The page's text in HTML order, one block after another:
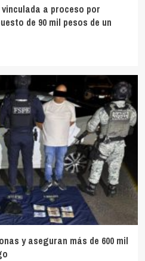
vinculada a proceso por
de 90 mil pesos de un
y aseguran más de 600 mil